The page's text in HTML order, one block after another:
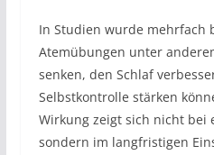
In Studien wurde mehrfach
Atemübungen unter
senken, den Schlaf
Selbstkontrolle stärken
Wirkung zeigt sich nicht bei
sondern im langfristigen